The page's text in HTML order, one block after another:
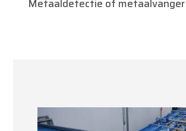
Metaaldetectie of metaalvanger